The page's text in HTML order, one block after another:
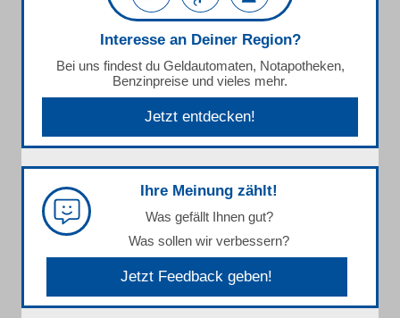
Interesse an Deiner Region?
Bei uns findest du Geldautomaten, Notapotheken,
Benzinpreise und vieles mehr.
Jetzt entdecken!
Ihre Meinung zählt!
Was gefällt Ihnen gut?
Was sollen wir verbessern?
Jetzt Feedback geben!